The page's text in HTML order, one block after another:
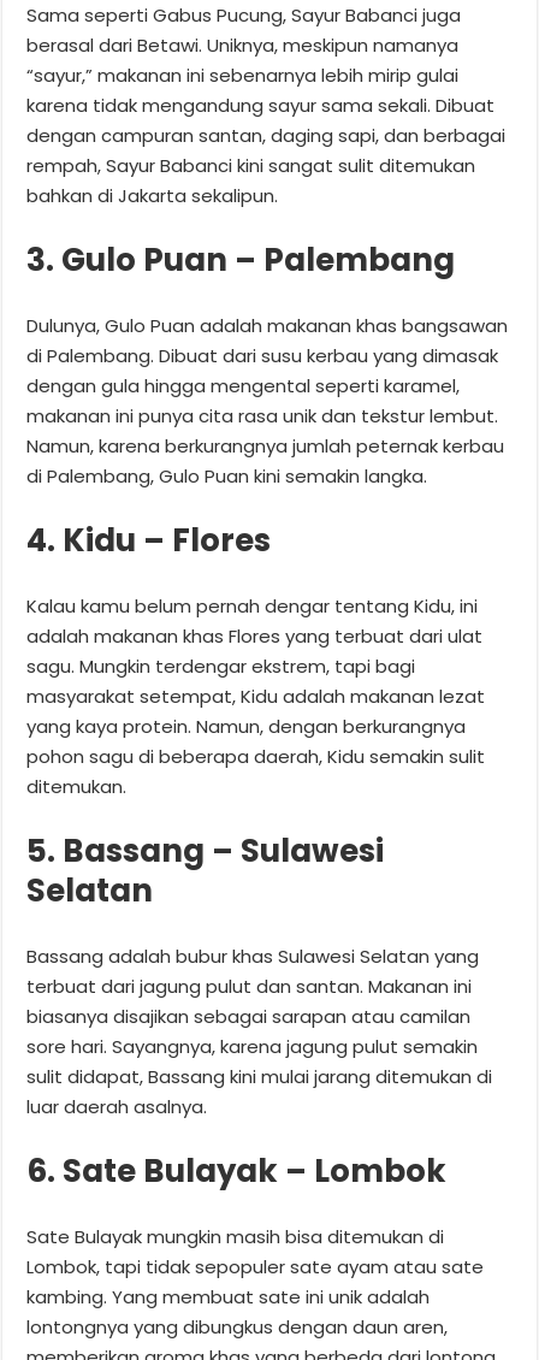
Sama seperti Gabus Pucung, Sayur Babanci juga
berasal dari Betawi. Uniknya, meskipun namanya
“sayur,” makanan ini sebenarnya lebih mirip gulai
karena tidak mengandung sayur sama sekali. Dibuat
dengan campuran santan, daging sapi, dan berbagai
rempah, Sayur Babanci kini sangat sulit ditemukan
bahkan di Jakarta sekalipun.
3. Gulo Puan – Palembang
Dulunya, Gulo Puan adalah makanan khas bangsawan
di Palembang. Dibuat dari susu kerbau yang dimasak
dengan gula hingga mengental seperti karamel,
makanan ini punya cita rasa unik dan tekstur lembut.
Namun, karena berkurangnya jumlah peternak kerbau
di Palembang, Gulo Puan kini semakin langka.
4. Kidu – Flores
Kalau kamu belum pernah dengar tentang Kidu, ini
adalah makanan khas Flores yang terbuat dari ulat
sagu. Mungkin terdengar ekstrem, tapi bagi
masyarakat setempat, Kidu adalah makanan lezat
yang kaya protein. Namun, dengan berkurangnya
pohon sagu di beberapa daerah, Kidu semakin sulit
ditemukan.
5. Bassang – Sulawesi
Selatan
Bassang adalah bubur khas Sulawesi Selatan yang
terbuat dari jagung pulut dan santan. Makanan ini
biasanya disajikan sebagai sarapan atau camilan
sore hari. Sayangnya, karena jagung pulut semakin
sulit didapat, Bassang kini mulai jarang ditemukan di
luar daerah asalnya.
6. Sate Bulayak – Lombok
Sate Bulayak mungkin masih bisa ditemukan di
Lombok, tapi tidak sepopuler sate ayam atau sate
kambing. Yang membuat sate ini unik adalah
lontongnya yang dibungkus dengan daun aren,